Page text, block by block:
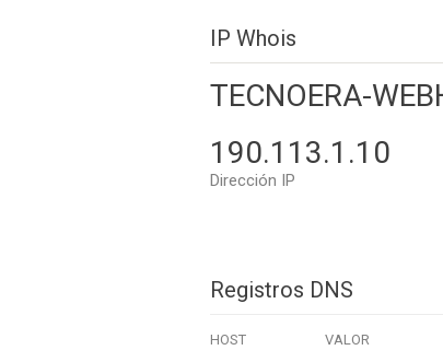
IP Whois
TECNOERA-
190.113.1.10
Dirección IP
Registros DNS
HOST VALOR